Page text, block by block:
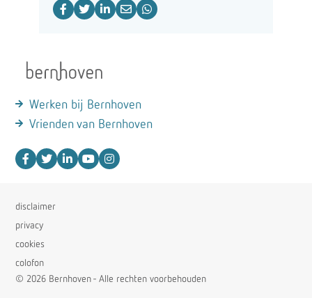
Werken bij Bernhoven
Vrienden van Bernhoven
disclaimer
privacy
cookies
colofon
© 2026 Bernhoven - Alle rechten voorbehouden